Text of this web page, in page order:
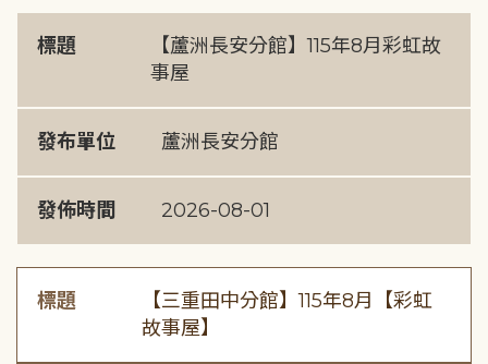
標題
【蘆洲長安分館】115年8月彩虹故
事屋
發布單位 蘆洲長安分館
發佈時間 2026-08-01
標題
【三重田中分館】115年8月【彩虹
故事屋】